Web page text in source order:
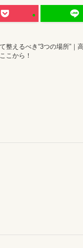
整えるべき“3つの場所”｜
こから！